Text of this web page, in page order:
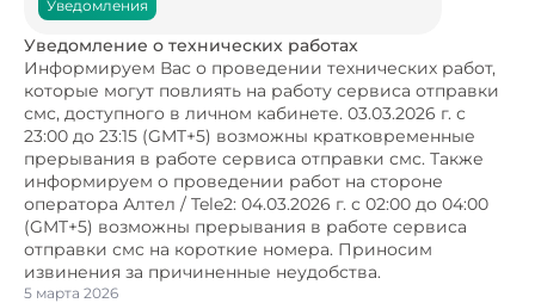
Уведомления
Уведомление о технических работах
Информируем Вас о проведении технических работ,
которые могут повлиять на работу сервиса отправки
смс, доступного в личном кабинете. 03.03.2026 г. с
23:00 до 23:15 (GMT+5) возможны кратковременные
прерывания в работе сервиса отправки смс. Также
информируем о проведении работ на стороне
оператора Алтел / Tele2: 04.03.2026 г. с 02:00 до 04:00
(GMT+5) возможны прерывания в работе сервиса
отправки смс на короткие номера. Приносим
извинения за причиненные неудобства.
5 марта 2026